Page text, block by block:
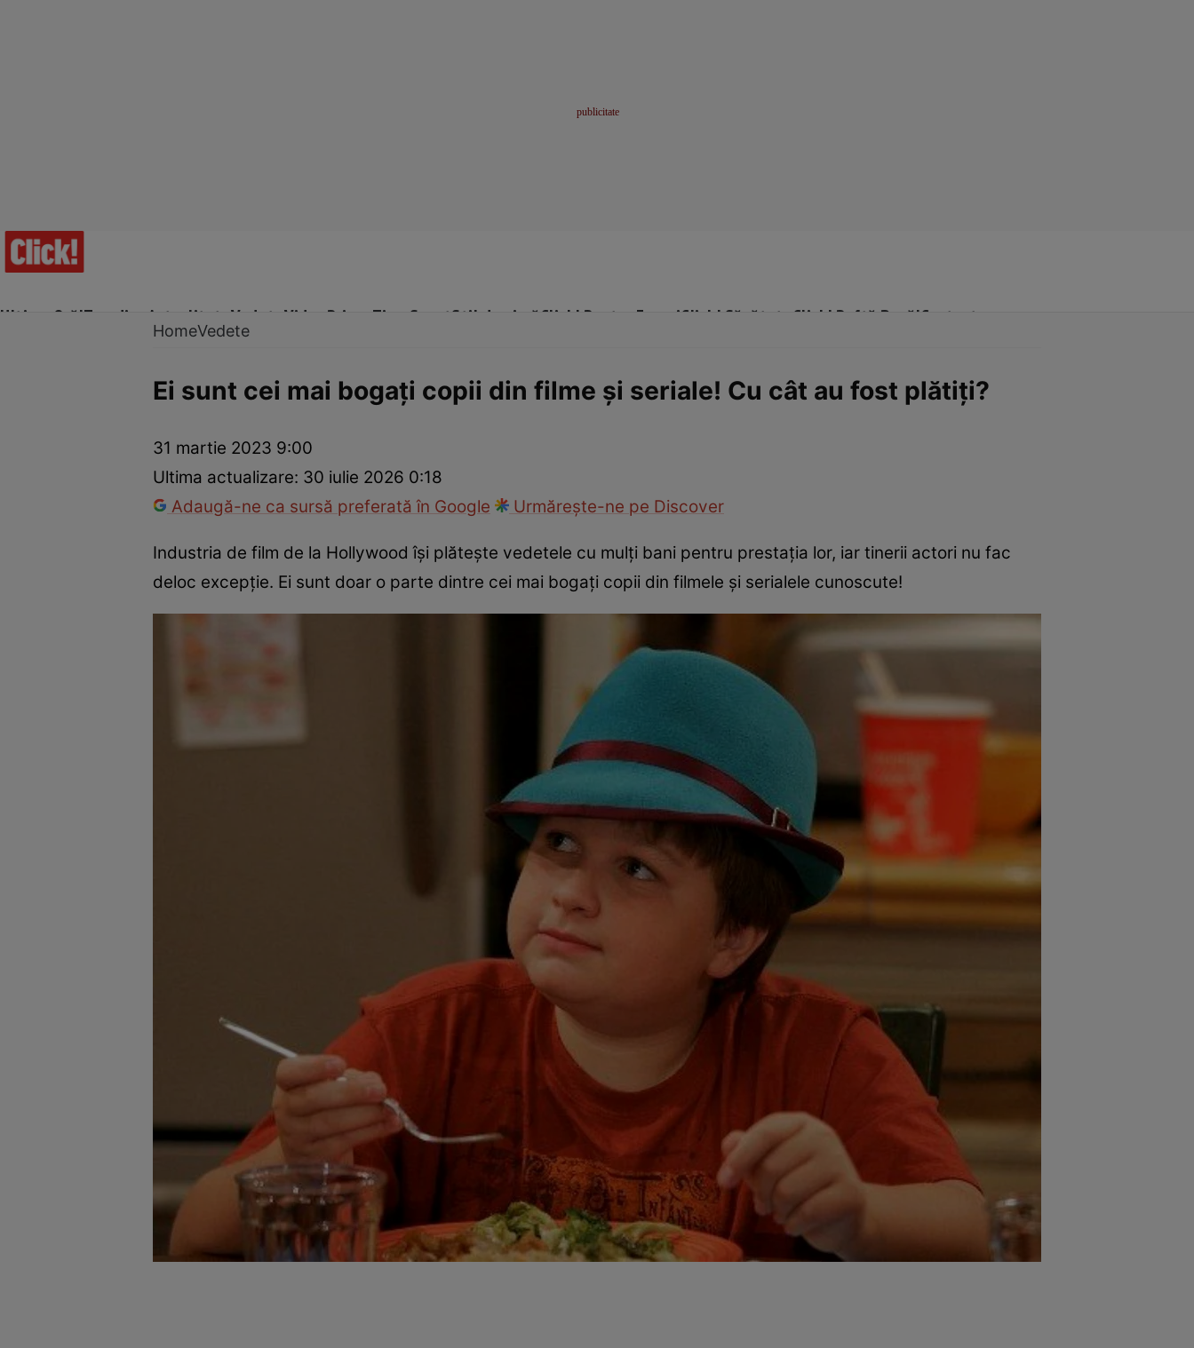
Ultima Oră!Trending Actualitate Vedete Video Prime Time SportStil de viațăClick! Pentru FemeiClick! Sănătate Click! Poftă Bună!Contact
Vedete internaționaleVedete româneștiInterviurile Click!
HomeVedete
Ei sunt cei mai bogați copii din filme și seriale! Cu cât au fost plătiți?
31 martie 2023 9:00
Ultima actualizare: 30 iulie 2026 0:18
Adaugă-ne ca sursă preferată în Google
Urmărește-ne pe Discover
Industria de film de la Hollywood își plătește vedetele cu mulți bani pentru prestația lor, iar tinerii actori nu fac
deloc excepție. Ei sunt doar o parte dintre cei mai bogați copii din filmele și serialele cunoscute!